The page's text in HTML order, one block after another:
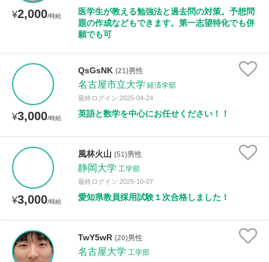
¥2,000/時給
医学生が教える勉強法と過去問の対策。予想問
題の作成などもできます。第一志望特化でも併
願でも可
¥3,000/時給
QsGsNK (21)男性
名古屋市立大学 経済学部
最終ログイン:2025-04-24
英語と数学を中心にお任せください！！
¥3,000/時給
風林火山 (51)男性
静岡大学 工学部
最終ログイン:2025-10-07
愛知県教員採用試験１次合格しました！
TwY5wR (20)男性
名古屋大学 工学部